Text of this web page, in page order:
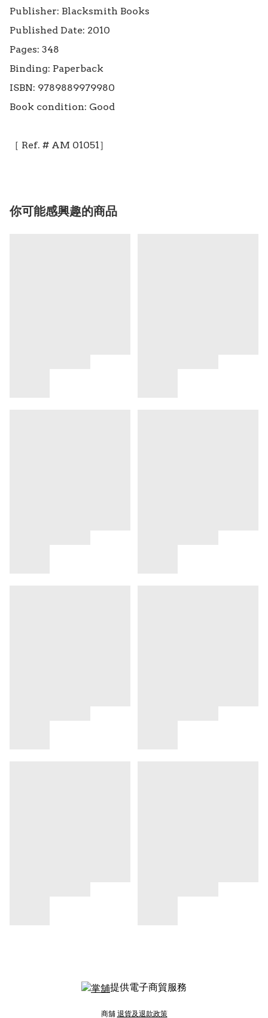
Publisher: Blacksmith Books
Published Date: 2010
Pages: 348
Binding: Paperback
ISBN: 9789889979980
Book condition: Good
你可能感興趣的商品
提供電子商貿服務
商舖 退貨及退款政策